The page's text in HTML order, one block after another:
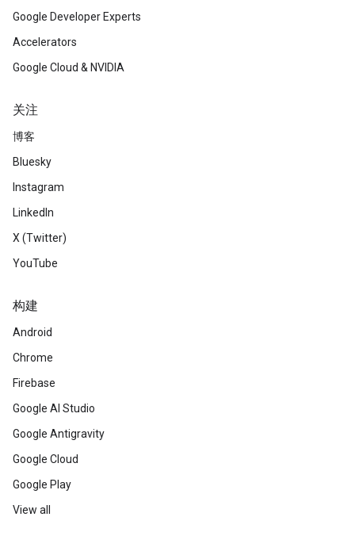
Google Developer Experts
Accelerators
Google Cloud & NVIDIA
关注
博客
Bluesky
Instagram
LinkedIn
X (Twitter)
YouTube
构建
Android
Chrome
Firebase
Google AI Studio
Google Antigravity
Google Cloud
Google Play
View all